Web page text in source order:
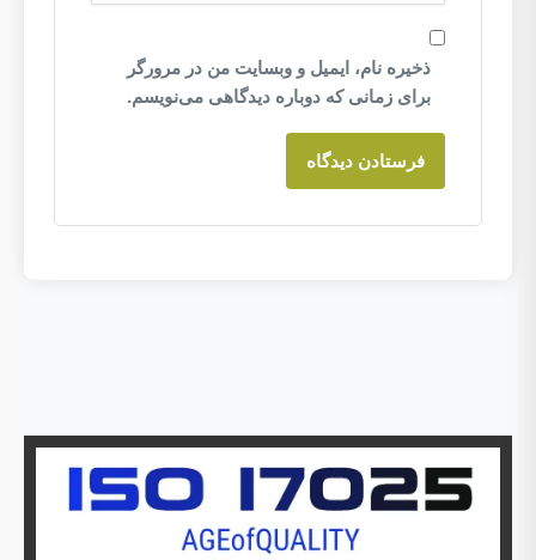
ذخیره نام، ایمیل و وبسایت من در مرورگر
برای زمانی که دوباره دیدگاهی می‌نویسم.